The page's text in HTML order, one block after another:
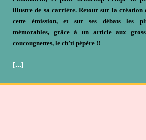
illustre de sa carrière. Retour sur la création
cette émission, et sur ses débats les
mémorables, grâce à un article aux
coucougnettes, le ch’ti pépère !!
[…]